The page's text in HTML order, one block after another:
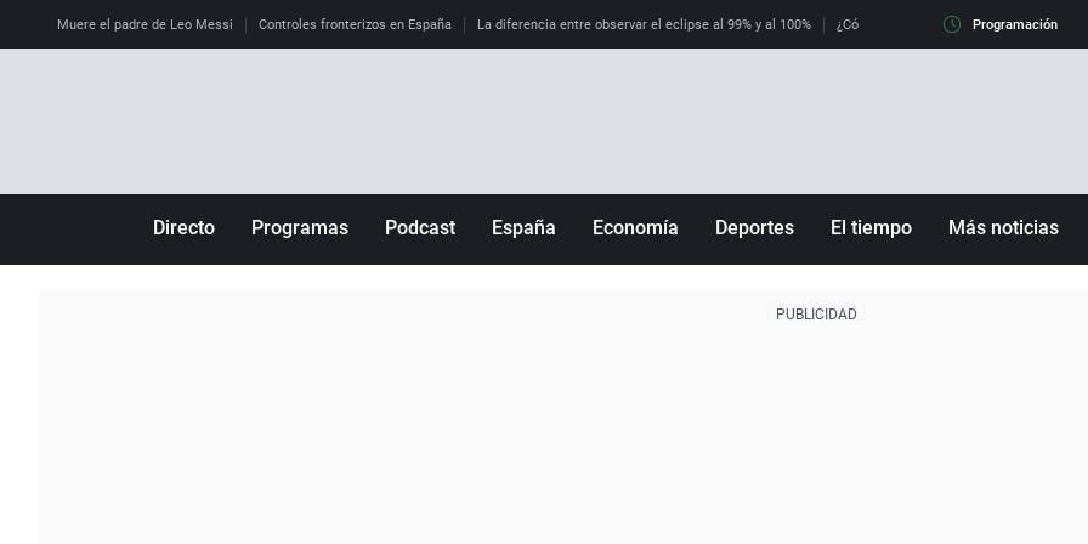
Muere el padre de Leo Messi Controles fronterizos en España La diferencia entre observar el eclipse al 99% y al 100% ¿Cómo es llegar a Italia con controles
Programación
Directo Programas Podcast España Economía Deportes El tiempo Más noticias